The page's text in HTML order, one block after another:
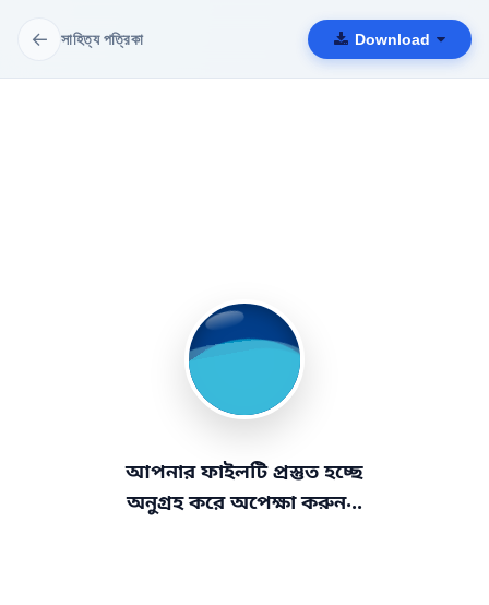
← সাহিত্য পত্রিকা Download
আপনার ফাইলটি প্রস্তুত হচ্ছে
অনুগ্রহ করে অপেক্ষা করুন...